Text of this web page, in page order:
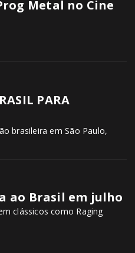
Metal no Cine
PARA
brasileira em São Paulo,
ao Brasil em julho
clássicos como Raging